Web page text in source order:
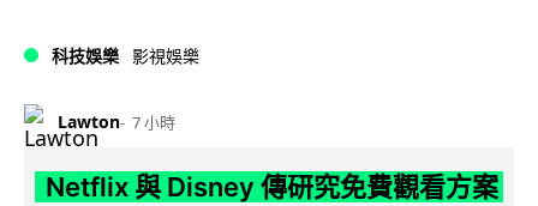
科技娛樂 影視娛樂
Lawton 7 小時
Netflix 與 Disney 傳研究免費觀看方案